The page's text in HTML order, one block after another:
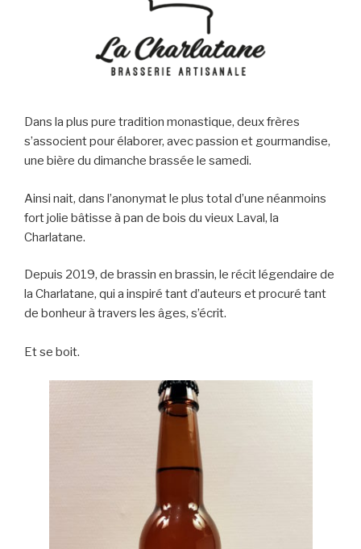
Dans la plus pure tradition monastique, deux frères
s’associent pour élaborer, avec passion et gourmandise,
une bière du dimanche brassée le samedi.
Ainsi nait, dans l’anonymat le plus total d’une néanmoins
fort jolie bâtisse à pan de bois du vieux Laval, la
Charlatane.
Depuis 2019, de brassin en brassin, le récit légendaire de
la Charlatane, qui a inspiré tant d’auteurs et procuré tant
de bonheur à travers les âges, s’écrit.
Et se boit.